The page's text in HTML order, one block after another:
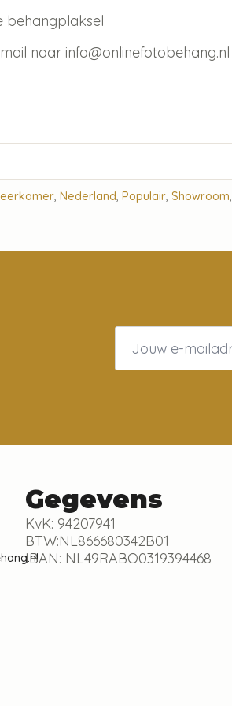
behangplaksel
naar info@onlinefotobehang.nl
,Nederland,Populair, Showroom,
Email
Gegevens
KvK: 94207941
BTW:NL866680342B01
IBAN: NL49RABO0319394468